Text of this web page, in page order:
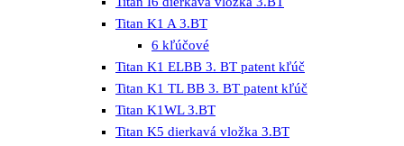
Titan K1 A 3.BT
6 kľúčové
Titan K1 ELBB 3. BT patent kľúč
Titan K1 TL BB 3. BT patent kľúč
Titan K1WL 3.BT
Titan K5 dierkavá vložka 3.BT